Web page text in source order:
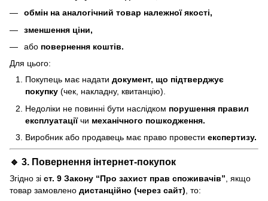
обмін на аналогічний товар належної якості,
зменшення ціни,
або повернення коштів.
Для цього:
Покупець має надати документ, що підтверджує
покупку (чек, накладну, квитанцію).
Недоліки не повинні бути наслідком порушення правил
експлуатаціїчи механічного пошкодження.
Виробник або продавець має право провести експертизу.
🔹 3. Повернення інтернет-покупок
Згідно зі ст. 9 Закону “Про захист прав споживачів”, якщо
товар замовлено дистанційно (через сайт), то: